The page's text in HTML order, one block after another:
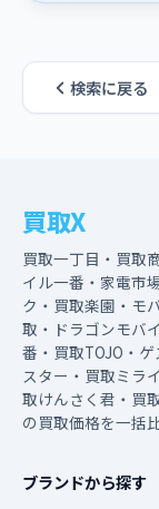
検索に戻る
買取X
買取一丁目・買取
イル一番・家電市
ク・買取楽園・モ
取・ドラゴンモバ
番・買取TOJO・
スター・買取ミラ
取けんさく君・買
の買取価格を一括
ブランドから探す